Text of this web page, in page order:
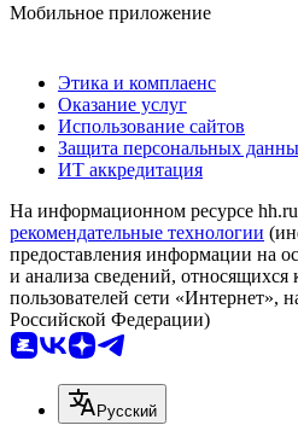
Мобильное приложение
Этика и комплаенс
Оказание услуг
Использование сайтов
Защита персональных
ИТ аккредитация
На информационном ресурсе hh.ru
рекомендательные технологии
предоставления информации на
и анализа сведений, относящихся
пользователей сети «Интернет»,
Российской Федерации)
Русский